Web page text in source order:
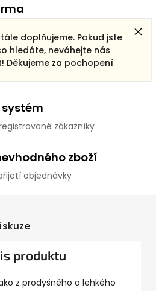
doplňujeme. Pokud jste
hledáte, neváhejte nás
Děkujeme za pochopení
zákazníky
zboží
objednávky
produktu
z prodyšného a lehkého